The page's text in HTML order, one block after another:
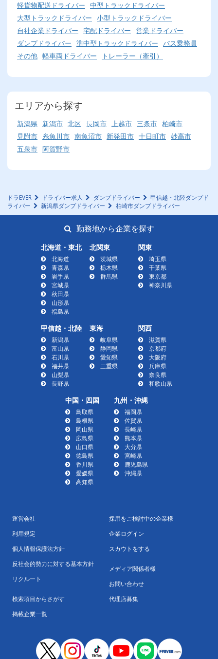
軽貨物配送ドライバー 中型トラックドライバー
大型トラックドライバー 小型トラックドライバー
自社企業ドライバー 宅配ドライバー 営業ドライバー
ダンプドライバー 準中型トラックドライバー バス乗務員
その他 軽車両ドライバー トレーラー（牽引）
エリアから探す
新潟県 新潟市 北区 長岡市 上越市 三条市 柏崎市
見附市 糸魚川市 南魚沼市 新発田市 十日町市 妙高市
五泉市 阿賀野市
ドラEVER ドライバー求人 ダンプドライバー
甲信越・北陸ダンプド
ライバー
新潟県ダンプドライバー 柏崎市ダンプドライバー
勤務地から企業を探す
北海道・東北
北海道
青森県
岩手県
宮城県
秋田県
山形県
福島県
北関東
茨城県
栃木県
群馬県
関東
埼玉県
千葉県
東京都
神奈川県
甲信越・北陸
新潟県
富山県
石川県
福井県
山梨県
長野県
東海
岐阜県
静岡県
愛知県
三重県
関西
滋賀県
京都府
大阪府
兵庫県
奈良県
和歌山県
中国・四国
鳥取県
島根県
岡山県
広島県
山口県
徳島県
香川県
愛媛県
高知県
九州・沖縄
福岡県
佐賀県
長崎県
熊本県
大分県
宮崎県
鹿児島県
沖縄県
運営会社
利用規定
個人情報保護法方針
反社会的勢力に対する基本方針
リクルート
検索項目からさがす
掲載企業一覧
採用をご検討中の企業様
企業ログイン
スカウトをする
メディア関係者様
お問い合わせ
代理店募集